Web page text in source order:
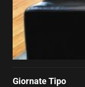
Giornate Tipo